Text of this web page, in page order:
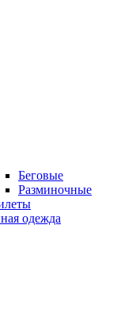
Беговые
Разминочные
одежда